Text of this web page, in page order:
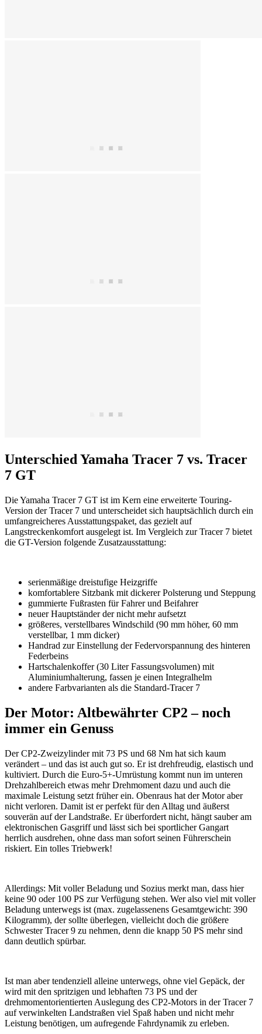
Unterschied Yamaha Tracer 7 vs. Tracer
7 GT
Die Yamaha Tracer 7 GT ist im Kern eine erweiterte Touring-
Version der Tracer 7 und unterscheidet sich hauptsächlich durch ein
umfangreicheres Ausstattungspaket, das gezielt auf
Langstreckenkomfort ausgelegt ist. Im Vergleich zur Tracer 7 bietet
die GT-Version folgende Zusatzausstattung:
serienmäßige dreistufige Heizgriffe
komfortablere Sitzbank mit dickerer Polsterung und Steppung
gummierte Fußrasten für Fahrer und Beifahrer
neuer Hauptständer der nicht mehr aufsetzt
größeres, verstellbares Windschild (90 mm höher, 60 mm
verstellbar, 1 mm dicker)
Handrad zur Einstellung der Federvorspannung des hinteren
Federbeins
Hartschalenkoffer (30 Liter Fassungsvolumen) mit
Aluminiumhalterung, fassen je einen Integralhelm
andere Farbvarianten als die Standard-Tracer 7
Der Motor: Altbewährter CP2 – noch
immer ein Genuss
Der CP2-Zweizylinder mit 73 PS und 68 Nm hat sich kaum
verändert – und das ist auch gut so. Er ist drehfreudig, elastisch und
kultiviert. Durch die Euro-5+-Umrüstung kommt nun im unteren
Drehzahlbereich etwas mehr Drehmoment dazu und auch die
maximale Leistung setzt früher ein. Obenraus hat der Motor aber
nicht verloren. Damit ist er perfekt für den Alltag und äußerst
souverän auf der Landstraße. Er überfordert nicht, hängt sauber am
elektronischen Gasgriff und lässt sich bei sportlicher Gangart
herrlich ausdrehen, ohne dass man sofort seinen Führerschein
riskiert. Ein tolles Triebwerk!
Allerdings: Mit voller Beladung und Sozius merkt man, dass hier
keine 90 oder 100 PS zur Verfügung stehen. Wer also viel mit voller
Beladung unterwegs ist (max. zugelassenens Gesamtgewicht: 390
Kilogramm), der sollte überlegen, vielleicht doch die größere
Schwester Tracer 9 zu nehmen, denn die knapp 50 PS mehr sind
dann deutlich spürbar.
Ist man aber tendenziell alleine unterwegs, ohne viel Gepäck, der
wird mit den spritzigen und lebhaften 73 PS und der
drehmomentorientierten Auslegung des CP2-Motors in der Tracer 7
auf verwinkelten Landstraßen viel Spaß haben und nicht mehr
Leistung benötigen, um aufregende Fahrdynamik zu erleben.